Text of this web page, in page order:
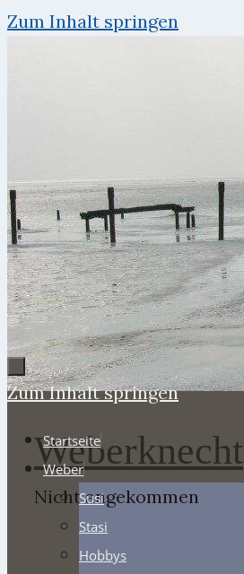
Zum Inhalt springen
Weberknecht
Nicht angekommen
Zum Inhalt springen
Startseite
Weber
Susi
Stasi
Hobbys